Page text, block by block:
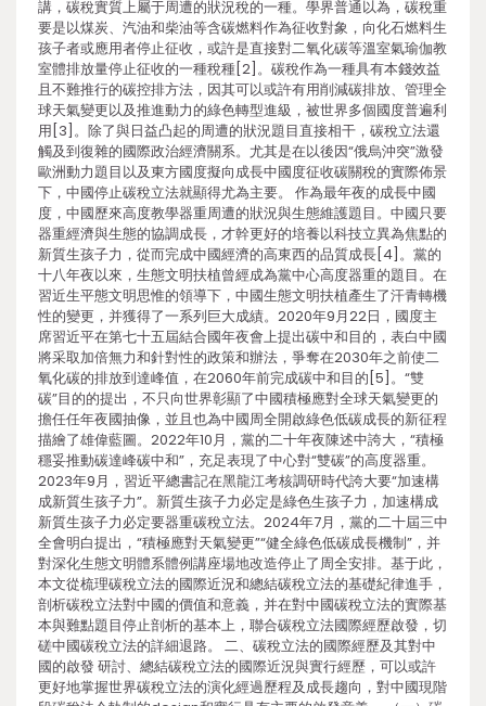
講，碳稅實質上屬于周遭的狀況稅的一種。學界普通以為，碳稅重
要是以煤炭、汽油和柴油等含碳燃料作為征收對象，向化石燃料生
孩子者或應用者停止征收，或許是直接對二氧化碳等溫室氣瑜伽教
室體排放量停止征收的一種稅種[2]。碳稅作為一種具有本錢效益
且不難推行的碳控排方法，因其可以或許有用削減碳排放、管理全
球天氣變更以及推進動力的綠色轉型進級，被世界多個國度普遍利
用[3]。除了與日益凸起的周遭的狀況題目直接相干，碳稅立法還
觸及到復雜的國際政治經濟關系。尤其是在以後因“俄烏沖突”激發
歐洲動力題目以及東方國度擬向成長中國度征收碳關稅的實際佈景
下，中國停止碳稅立法就顯得尤為主要。 作為最年夜的成長中國
度，中國歷來高度教學器重周遭的狀況與生態維護題目。中國只要
器重經濟與生態的協調成長，才幹更好的培養以科技立異為焦點的
新質生孩子力，從而完成中國經濟的高東西的品質成長[4]。黨的
十八年夜以來，生態文明扶植曾經成為黨中心高度器重的題目。在
習近生平態文明思惟的領導下，中國生態文明扶植產生了汗青轉機
性的變更，并獲得了一系列巨大成績。2020年9月22日，國度主
席習近平在第七十五屆結合國年夜會上提出碳中和目的，表白中國
將采取加倍無力和針對性的政策和辦法，爭奪在2030年之前使二
氧化碳的排放到達峰值，在2060年前完成碳中和目的[5]。“雙
碳”目的的提出，不只向世界彰顯了中國積極應對全球天氣變更的
擔任任年夜國抽像，並且也為中國周全開啟綠色低碳成長的新征程
描繪了雄偉藍圖。2022年10月，黨的二十年夜陳述中誇大，“積極
穩妥推動碳達峰碳中和”，充足表現了中心對“雙碳”的高度器重。
2023年9月，習近平總書記在黑龍江考核調研時代誇大要“加速構
成新質生孩子力”。新質生孩子力必定是綠色生孩子力，加速構成
新質生孩子力必定要器重碳稅立法。2024年7月，黨的二十屆三中
全會明白提出，“積極應對天氣變更”“健全綠色低碳成長機制”，并
對深化生態文明體系體例講座場地改造停止了周全安排。基于此，
本文從梳理碳稅立法的國際近況和總結碳稅立法的基礎紀律進手，
剖析碳稅立法對中國的價值和意義，并在對中國碳稅立法的實際基
本與難點題目停止剖析的基本上，聯合碳稅立法國際經歷啟發，切
磋中國碳稅立法的詳細退路。 二、碳稅立法的國際經歷及其對中
國的啟發 研討、總結碳稅立法的國際近況與實行經歷，可以或許
更好地掌握世界碳稅立法的演化經過歷程及成長趨向，對中國現階